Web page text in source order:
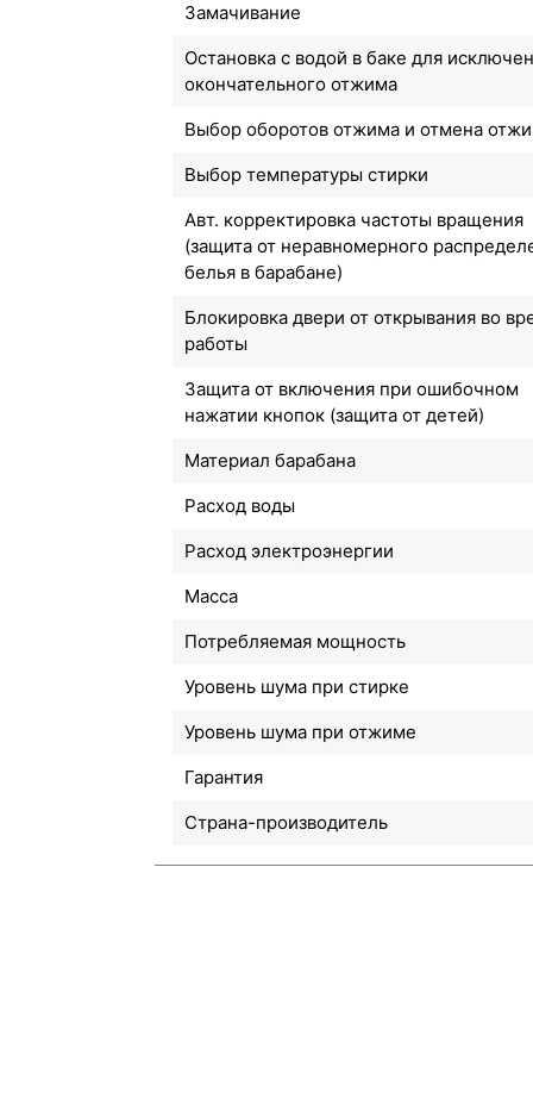
Замачивание
Остановка с водой в баке для
окончательного отжима
Выбор оборотов отжима и отмена
Выбор температуры стирки
Авт. корректировка частоты вращения
(защита от неравномерного
белья в барабане)
Блокировка двери от открывания во
работы
Защита от включения при ошибочном
нажатии кнопок (защита от детей)
Материал барабана
Расход воды
Расход электроэнергии
Масса
Потребляемая мощность
Уровень шума при стирке
Уровень шума при отжиме
Гарантия
Страна-производитель